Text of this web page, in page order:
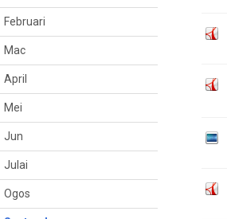
Februari
Mac
April
Mei
Jun
Julai
Ogos